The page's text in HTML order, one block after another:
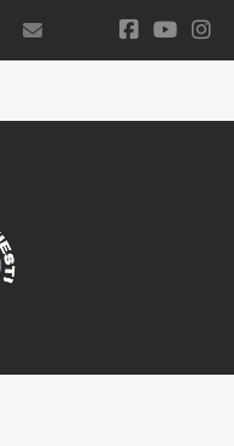
luovatavut@gmail.com